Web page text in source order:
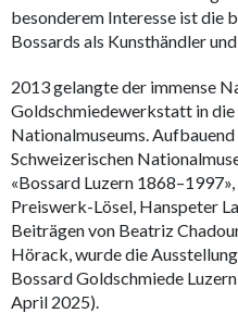
besonderem Interesse ist die
Bossards als Kunsthändler
2013 gelangte der immense
Goldschmiedewerkstatt in die
Nationalmuseums.
Schweizerischen
«Bossard Luzern
Preiswerk-Lösel, Hanspeter
Beiträgen von Beatriz
Hörack, wurde die
Bossard Goldschmiede
April 2025).